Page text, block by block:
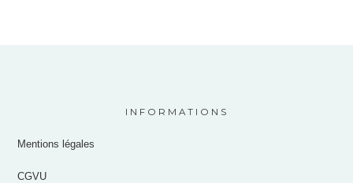
INFORMATIONS
Mentions légales
CGVU